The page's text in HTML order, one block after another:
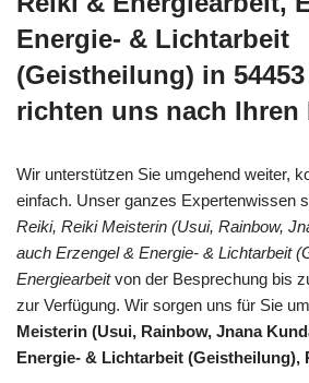
Energie- & Lichtarbeit
(Geistheilung) in
richten uns nach Ihren
Wir unterstützen Sie umgehend weiter,
einfach. Unser ganzes Expertenwissen
Reiki, Reiki Meisterin (Usui, Rainbow,
auch Erzengel & Energie- & Lichtarbeit
Energiearbeitvon der Besprechung bis
zur Verfügung. Wir sorgen uns für Sie um
Meisterin (Usui, Rainbow, Jnana
Energie- & Lichtarbeit (Geistheilung),